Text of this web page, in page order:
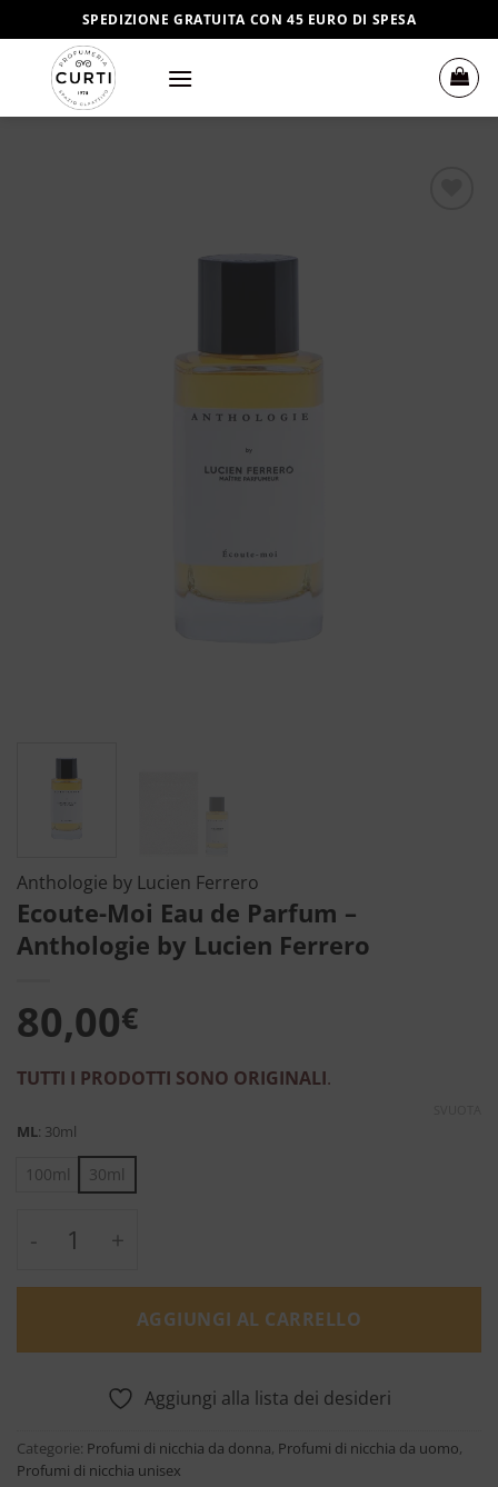
ai
contenuti
SPEDIZIONE GRATUITA CON 45 EURO DI SPESA
Anthologie by Lucien Ferrero
Ecoute-Moi Eau de Parfum –
Anthologie by Lucien Ferrero
80,00€
TUTTI I PRODOTTI SONO ORIGINALI.
ML: 30ml
100ml 30ml
Ecoute-Moi Eau de Parfum - Anthologie
AGGIUNGI AL CARRELLO
Aggiungi alla lista dei desideri
Categorie: Profumi di nicchia da donna, Profumi di nicchia da uomo,
Profumi di nicchia unisex